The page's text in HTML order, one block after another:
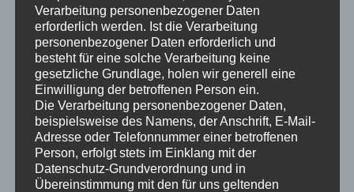
ausgelegtes Konzept rundum überzeugt. Das verstehen wir – die
Netzwerkkollegen und ich – unter ganzheitlicher Beratung und
Betreuung. Darauf konnten Sie sich in den letzten 15 Jahren
verlassen – und können es auch in Zukunft!
Besten Gruß aus Daun
Wolfgang Blick
Verarbeitung personenbezogener Daten
erforderlich werden. Ist die Verarbeitung
personenbezogener Daten erforderlich und
besteht für eine solche Verarbeitung keine
gesetzliche Grundlage, holen wir generell eine
Einwilligung der betroffenen Person ein.
Die Verarbeitung personenbezogener Daten,
beispielsweise des Namens, der Anschrift, E-Mail-
Adresse oder Telefonnummer einer betroffenen
Person, erfolgt stets im Einklang mit der
Datenschutz-Grundverordnung und in
Übereinstimmung mit den für uns geltenden